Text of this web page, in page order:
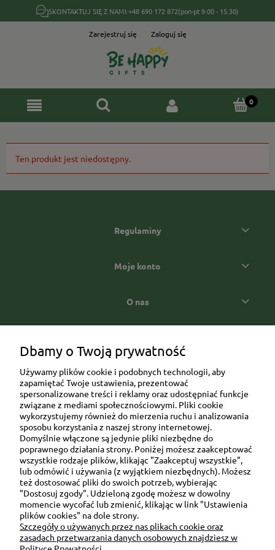
SKONTAKTUJ SIĘ Z NAMI:+48 690 172 872(pon-pt 9:00 - 15:30)
Zarejestruj się Zaloguj się
Ten produkt jest niedostępny.
Regulaminy
Moje konto
O nas
Ul. Brukowa 6/8 lok. 57/58
91-341 Łódź
NIP: 6751510615
SKONTAKTUJ SIĘ Z NAMI:
sklep@be-happygifts.com
+48 690 172 872
Dbamy o Twoją prywatność
Używamy plików cookie i podobnych technologii, aby
zapamiętać Twoje ustawienia, prezentować
spersonalizowane treści i reklamy oraz udostępniać funkcje
związane z mediami społecznościowymi. Pliki cookie
wykorzystujemy również do mierzenia ruchu i analizowania
sposobu korzystania z naszej strony internetowej.
Domyślnie włączone są jedynie pliki niezbędne do
poprawnego działania strony. Poniżej możesz zaakceptować
wszystkie rodzaje plików, klikając "Zaakceptuj wszystkie",
lub odmówić i używania (z wyjątkiem niezbędnych). Możesz
też dostosować pliki do swoich potrzeb, wybierając
"Dostosuj zgody". Udzieloną zgodę możesz w dowolny
momencie wycofać lub zmienić, klikając w link "Ustawienia
plików cookies" na dole strony.
Szczegóły o używanych przez nas plikach cookie oraz
zasadach przetwarzania danych osobowych znajdziesz w